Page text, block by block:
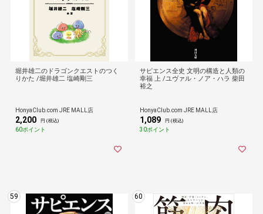
堀井雄二のドラゴンクエストのつく
りかた /堀井雄二 塩崎剛三
HonyaClub.com JRE MALL店
2,200 円 (税込)
60ポイント
サピエンス全史 文明の構造と人類の
幸福 上 /ユヴァル・ノア・ハラ 柴田
裕之
HonyaClub.com JRE MALL店
1,089 円 (税込)
30ポイント
59 60